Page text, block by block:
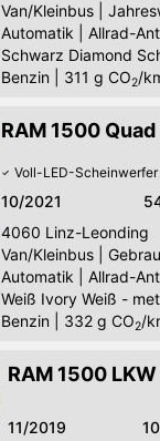
Van/Kleinbus
Automatik
Allrad-
Schwarz Diamond
Benzin
311 g CO2/
RAM 1500
Voll-LED-Scheinwerfer
10/2021
4060 Linz-Leonding
Van/Kleinbus
Automatik
Allrad-
Weiß Ivory Weiß -
Benzin
332 g CO2/
RAM 1500
11/2019